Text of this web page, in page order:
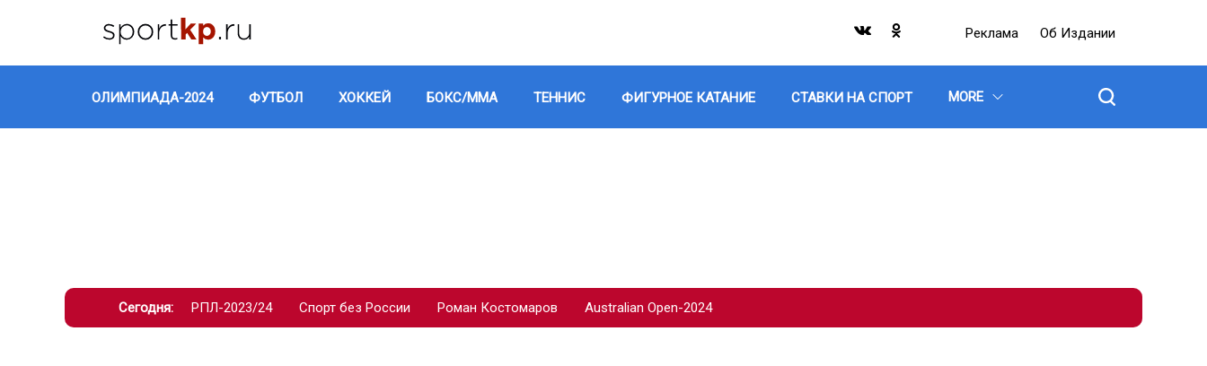
Реклама Об Издании
ОЛИМПИАДА-2024 ФУТБОЛ ХОККЕЙ БОКС/ММА ТЕННИС ФИГУРНОЕ КАТАНИЕ СТАВКИ НА СПОРТ MORE
Сегодня: РПЛ-2023/24 Спорт без России Роман Костомаров Australian Open-2024